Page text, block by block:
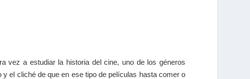
vez a estudiar la historia del cine, uno de los géneros
el cliché de que en ese tipo de películas hasta comer o